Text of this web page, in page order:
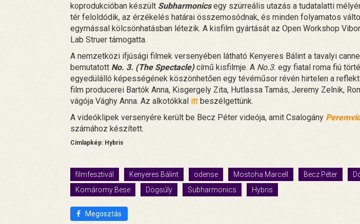
koprodukcióban készült Subharmonicsegy szürreális utazás a tudatalatti
tér feloldódik, az érzékelés határai összemosódnak, és minden folyamatos
egymással kölcsönhatásban létezik. A kisfilm gyártását az Open Workshop
Lab Struer támogatta.
A nemzetközi ifjúsági filmek versenyében látható Kenyeres Bálint a tavalyi
bemutatott No. 3. (The Spectacle) című kisfilmje. A No.3. egy fiatal roma fiú
egyedülálló képességének köszönhetően egy tévéműsor révén hirtelen a
film producerei Bartók Anna, Kisgergely Zita, Hutlassa Tamás, Jeremy Zelnik,
vágója Vághy Anna. Az alkotókkal itt beszélgettünk.
A videóklipek versenyére került be Becz Péter videója, amit Csalogány
számához készített.
Címlapkép: Hybris
filmfesztivál Kenyeres Bálint odense Mostoha Marcell Becz Péter
Komáromy Bese
Dögsúly Subharmonics Hybris
Megosztás